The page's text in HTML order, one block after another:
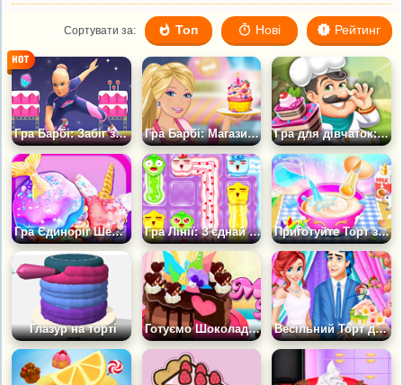
Сортувати за: Топ Нові Рейтинг
Гра Барбі: Забіг за інгредієнтами для торта Гра Барбі: Магазин тортів Гра для дівчаток: Магазин тортів
Гра Єдиноріг Шеф-кухар: Торт Русалка Гра Лінії: З'єднай торти Приготуйте Торт з Єдинорогом для Анни
Глазур на торті Готуємо Шоколадний Торт Сердечко Весільний Торт для Аріель і Еріка